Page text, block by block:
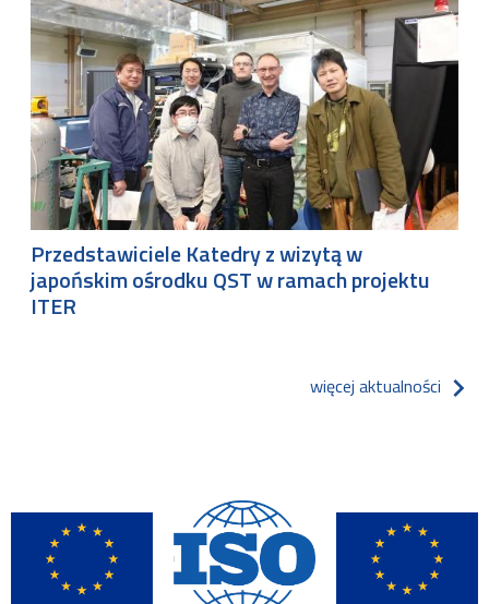
Przedstawiciele Katedry z wizytą w
japońskim ośrodku QST w ramach projektu
ITER
więcej aktualności